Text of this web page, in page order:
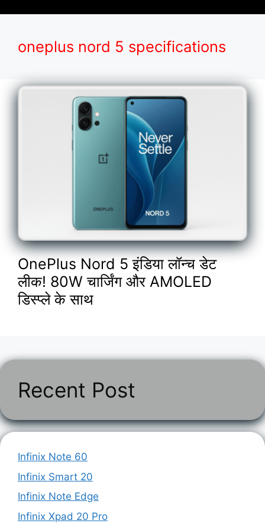
oneplus nord 5 specifications
OnePlus Nord 5 इंडिया लॉन्च डेट
लीक! 80W चार्जिंग और AMOLED
डिस्प्ले के साथ
Recent Post
Infinix Note 60
Infinix Smart 20
Infinix Note Edge
Infinix Xpad 20 Pro